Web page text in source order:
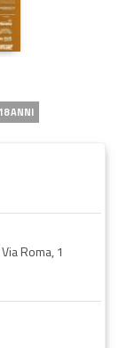
ANNI
Roma, 1